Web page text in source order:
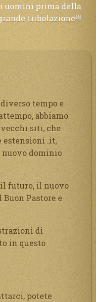
uomini prima della
tribolazione!!!
tempo e
abbiamo
siti, che
estensioni .it,
nuovo dominio
il futuro, il nuovo
Pastore e
di
in questo
potete